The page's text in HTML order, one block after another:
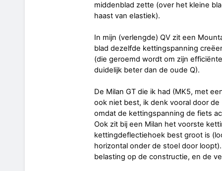
middenblad zette (over het kleine
haast van elastiek).
In mijn (verlengde) QV zit een
blad dezelfde kettingspanning
(die geroemd wordt om zijn
duidelijk beter dan de oude Q).
De Milan GT die ik had (MK5, met
ook niet best, ik denk vooral door
omdat de kettingspanning de fiets
Ook zit bij een Milan het voorste
kettingdeflectiehoek best groot is
horizontal onder de stoel door
belasting op de constructie, en de